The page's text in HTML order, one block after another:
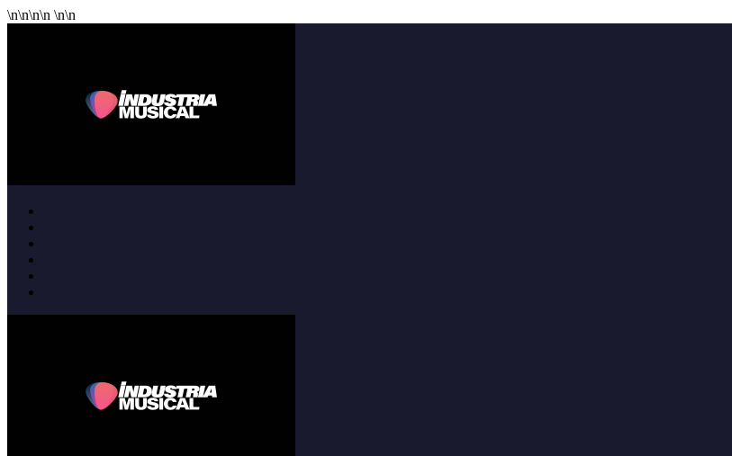
\n\n\n\n \n\n